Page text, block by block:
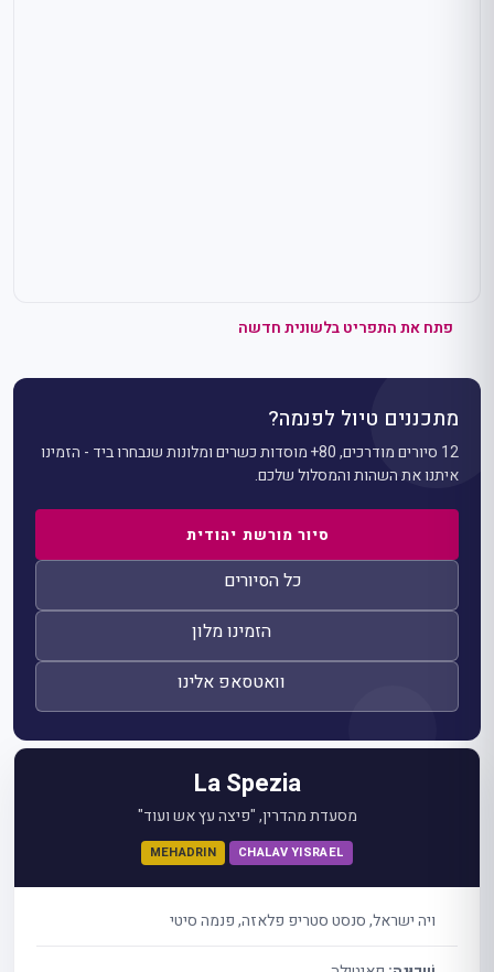
פתח את התפריט בלשונית חדשה
מתכננים טיול לפנמה?
12 סיורים מודרכים, 80+ מוסדות כשרים ומלונות שנבחרו ביד - הזמינו
איתנו את השהות והמסלול שלכם.
סיור מורשת יהודית
כל הסיורים
הזמינו מלון
וואטסאפ אלינו
La Spezia
מסעדת מהדרין, "פיצה עץ אש ועוד"
CHALAV YISRAEL
MEHADRIN
ויה ישראל, סנסט סטריפ פלאזה, פנמה סיטי